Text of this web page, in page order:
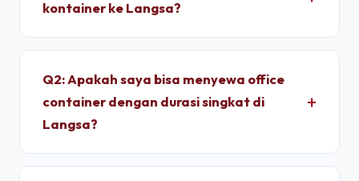
kontainer ke Langsa?
Untuk wilayah Langsa, pengiriman standar dry
setelah proses administrasi selesai. Unit
dimobilisasi menggunakan armada truk trailer
langsung dari depo terpusat kami.
Q2: Apakah saya bisa menyewa office
container dengan durasi singkat di
Langsa?
Ya, kami melayani penyewaan bulanan dengan